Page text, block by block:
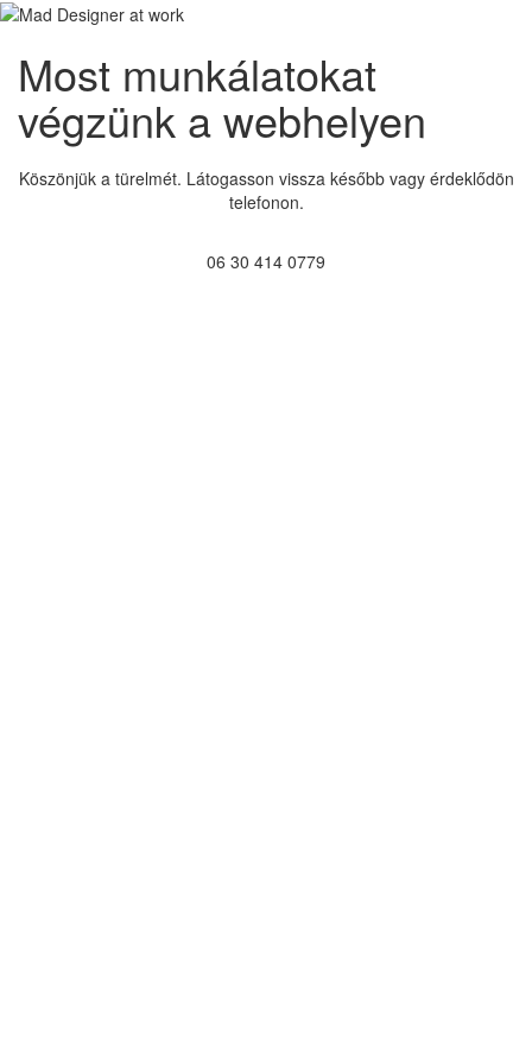
Most munkálatokat
végzünk a webhelyen
Köszönjük a türelmét. Látogasson vissza később vagy érdeklődön
telefonon.
06 30 414 0779